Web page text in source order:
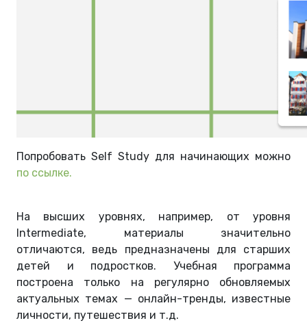
Попробовать Self Study для начинающих можно
по ссылке.
На высших уровнях, например, от уровня
Intermediate, материалы значительно
отличаются, ведь предназначены для старших
детей и подростков. Учебная программа
построена только на регулярно обновляемых
актуальных темах — онлайн-тренды, известные
личности, путешествия и т.д.